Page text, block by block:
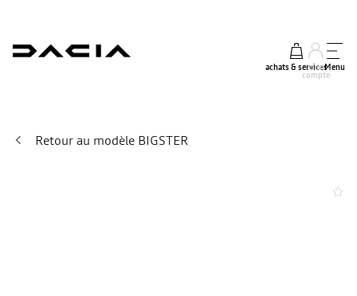
achats & services
mon
compte
Menu
Retour au modèle BIGSTER